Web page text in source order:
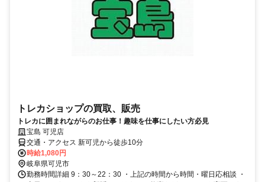
トレカショップの買取、販売
トレカに囲まれながらのお仕事！趣味を仕事にしたい方必見
宝島 可児店
交通・アクセス 新可児から徒歩10分
時給1,080円
岐阜県可児市
勤務時間詳細 9：30～22：30 ・上記の時間から時間・曜日応相談 ・